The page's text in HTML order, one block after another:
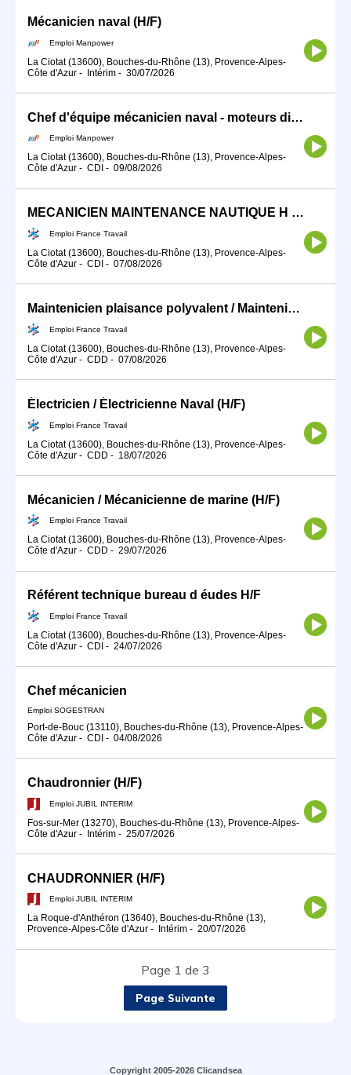
Mécanicien naval (H/F)
Emploi Manpower
La Ciotat (13600), Bouches-du-Rhône (13), Provence-Alpes-
Côte d'Azur - Intérim - 30/07/2026
Chef d'équipe mécanicien naval - moteurs diesel (H/F)
Emploi Manpower
La Ciotat (13600), Bouches-du-Rhône (13), Provence-Alpes-
Côte d'Azur - CDI - 09/08/2026
MECANICIEN MAINTENANCE NAUTIQUE H /F (H/F)
Emploi France Travail
La Ciotat (13600), Bouches-du-Rhône (13), Provence-Alpes-
Côte d'Azur - CDI - 07/08/2026
Maintenicien plaisance polyvalent / Maintenicienne plaisance poly (H/F)
Emploi France Travail
La Ciotat (13600), Bouches-du-Rhône (13), Provence-Alpes-
Côte d'Azur - CDD - 07/08/2026
Électricien / Électricienne Naval (H/F)
Emploi France Travail
La Ciotat (13600), Bouches-du-Rhône (13), Provence-Alpes-
Côte d'Azur - CDD - 18/07/2026
Mécanicien / Mécanicienne de marine (H/F)
Emploi France Travail
La Ciotat (13600), Bouches-du-Rhône (13), Provence-Alpes-
Côte d'Azur - CDD - 29/07/2026
Référent technique bureau d éudes H/F
Emploi France Travail
La Ciotat (13600), Bouches-du-Rhône (13), Provence-Alpes-
Côte d'Azur - CDI - 24/07/2026
Chef mécanicien
Emploi SOGESTRAN
Port-de-Bouc (13110), Bouches-du-Rhône (13), Provence-Alpes-
Côte d'Azur - CDI - 04/08/2026
Chaudronnier (H/F)
Emploi JUBIL INTERIM
Fos-sur-Mer (13270), Bouches-du-Rhône (13), Provence-Alpes-
Côte d'Azur - Intérim - 25/07/2026
CHAUDRONNIER (H/F)
Emploi JUBIL INTERIM
La Roque-d'Anthéron (13640), Bouches-du-Rhône (13),
Provence-Alpes-Côte d'Azur - Intérim - 20/07/2026
Page 1 de 3
Page Suivante
Copyright 2005-2026 Clicandsea